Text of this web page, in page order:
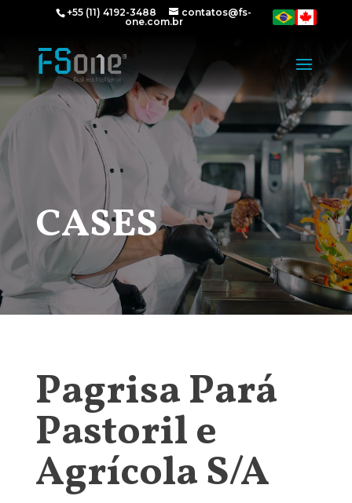
+55 (11) 4192-3488
contatos@fs-
one.com.br
CASES
Pagrisa Pará
Pastoril e
Agrícola S/A